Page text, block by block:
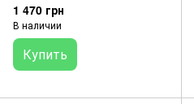
1 470 грн
В наличии
Купить